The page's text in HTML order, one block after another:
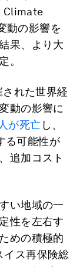
Climate
動の影響を
果、より大
。
れた世界経
動の影響に
が死亡 し、
る可能性が
追加コスト
い地域の一
性を左右す
めの積極的
ス再保険総